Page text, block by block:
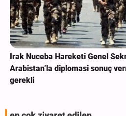
Irak Nuceba Hareketi Genel
Arabistan’la diplomasi sonuç
gerekli